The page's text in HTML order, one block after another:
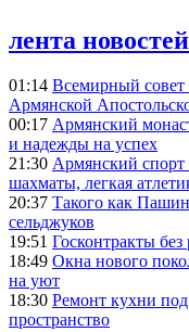
лента новостей
01:14 Всемирный совет
Армянской
00:17 Армянский
и надежды на успех
21:30 Армянский спорт
шахматы, легкая
20:37 Такого как
сельджуков
19:51 Госконтракты
18:49 Окна нового
на уют
18:30 Ремонт кухни
пространство